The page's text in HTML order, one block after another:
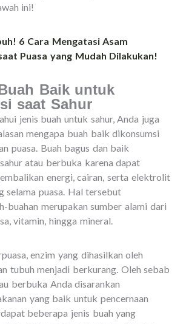
ini!
6 Cara Mengatasi Asam
Puasa yang Mudah Dilakukan!
Baik untuk
saat Sahur
jenis buah untuk sahur, Anda juga
mengapa buah baik dikonsumsi
puasa. Buah bagus dan baik
atau berbuka karena dapat
energi, cairan, serta elektrolit
selama puasa. Hal tersebut
buahan merupakan sumber alami dari
vitamin, hingga mineral.
enzim yang dihasilkan oleh
tubuh menjadi berkurang. Oleh sebab
berbuka Anda disarankan
yang baik untuk pencernaan
beberapa jenis buah yang